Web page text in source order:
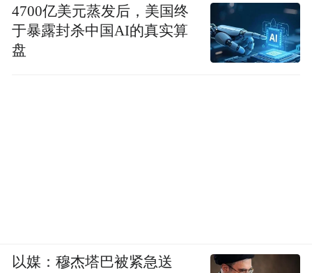
4700亿美元蒸发后，美国终
于暴露封杀中国AI的真实算
盘
以媒：穆杰塔巴被紧急送